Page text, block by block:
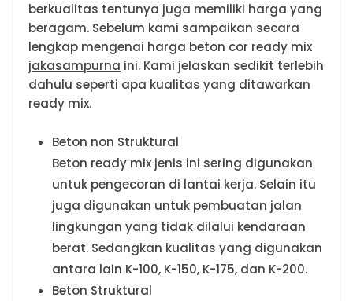
berkualitas tentunya juga memiliki harga yang
beragam. Sebelum kami sampaikan secara
lengkap mengenai harga beton cor ready mix
jakasampurna ini. Kami jelaskan sedikit terlebih
dahulu seperti apa kualitas yang ditawarkan
ready mix.
Beton non Struktural
Beton ready mix jenis ini sering digunakan
untuk pengecoran di lantai kerja. Selain itu
juga digunakan untuk pembuatan jalan
lingkungan yang tidak dilalui kendaraan
berat. Sedangkan kualitas yang digunakan
antara lain K-100, K-150, K-175, dan K-200.
Beton Struktural